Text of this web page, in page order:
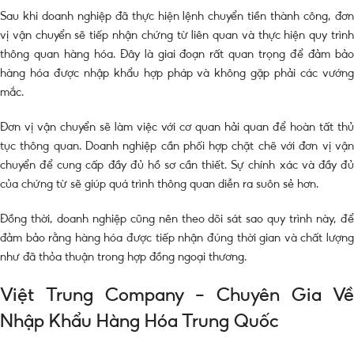
Sau khi doanh nghiệp đã thực hiện lệnh chuyển tiền thành công, đơn
vị vận chuyển sẽ tiếp nhận chứng từ liên quan và thực hiện quy trình
thông quan hàng hóa. Đây là giai đoạn rất quan trọng để đảm bảo
hàng hóa được nhập khẩu hợp pháp và không gặp phải các vướng
mắc.
Đơn vị vận chuyển sẽ làm việc với cơ quan hải quan để hoàn tất thủ
tục thông quan. Doanh nghiệp cần phối hợp chặt chẽ với đơn vị vận
chuyển để cung cấp đầy đủ hồ sơ cần thiết. Sự chính xác và đầy đủ
của chứng từ sẽ giúp quá trình thông quan diễn ra suôn sẻ hơn.
Đồng thời, doanh nghiệp cũng nên theo dõi sát sao quy trình này, để
đảm bảo rằng hàng hóa được tiếp nhận đúng thời gian và chất lượng
như đã thỏa thuận trong hợp đồng ngoại thương.
Việt Trung Company – Chuyên Gia Về
Nhập Khẩu Hàng Hóa Trung Quốc